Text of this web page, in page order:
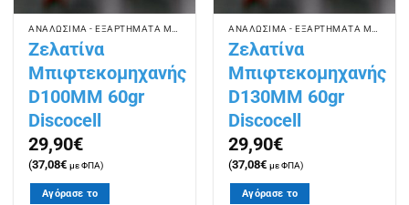
Ζελατίνα
Μπιφτεκομηχανής
D100MM 60gr
Discocell
29,90€
(37,08€ με ΦΠΑ)
Αγόρασε το
Ζελατίνα
Μπιφτεκομηχανής
D130MM 60gr
Discocell
29,90€
(37,08€ με ΦΠΑ)
Αγόρασε το